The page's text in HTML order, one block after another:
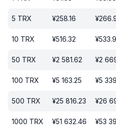
5 TRX ¥258.16 ¥
10 TRX ¥516.32 ¥
50 TRX ¥2 581.62 ¥2
100 TRX ¥5 163.25 ¥5
500 TRX ¥25 816.23 ¥26
1000 TRX ¥51 632.46 ¥53